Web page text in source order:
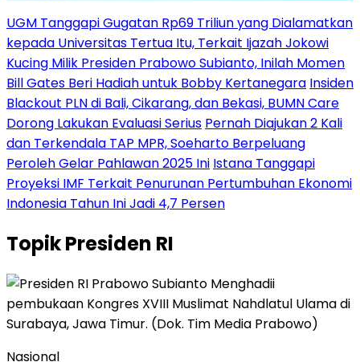
UGM Tanggapi Gugatan Rp69 Triliun yang Dialamatkan
kepada Universitas Tertua Itu, Terkait Ijazah Jokowi
Kucing Milik Presiden Prabowo Subianto, Inilah Momen
Bill Gates Beri Hadiah untuk Bobby Kertanegara Insiden
Blackout PLN di Bali, Cikarang, dan Bekasi, BUMN Care
Dorong Lakukan Evaluasi Serius Pernah Diajukan 2 Kali
dan Terkendala TAP MPR, Soeharto Berpeluang
Peroleh Gelar Pahlawan 2025 Ini Istana Tanggapi
Proyeksi IMF Terkait Penurunan Pertumbuhan Ekonomi
Indonesia Tahun Ini Jadi 4,7 Persen
TopikPresiden RI
Nasional